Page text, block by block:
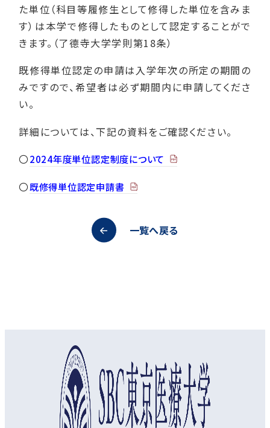
た単位（科目等履修生として修得した単位を含みま
す）は本学で修得したものとして認定することがで
きます。（了德寺大学学則第18条）
既修得単位認定の申請は入学年次の所定の期間の
みですので、希望者は必ず期間内に申請してくださ
い。
詳細については、下記の資料をご確認ください。
〇2024年度単位認定制度について
〇既修得単位認定申請書
一覧へ戻る